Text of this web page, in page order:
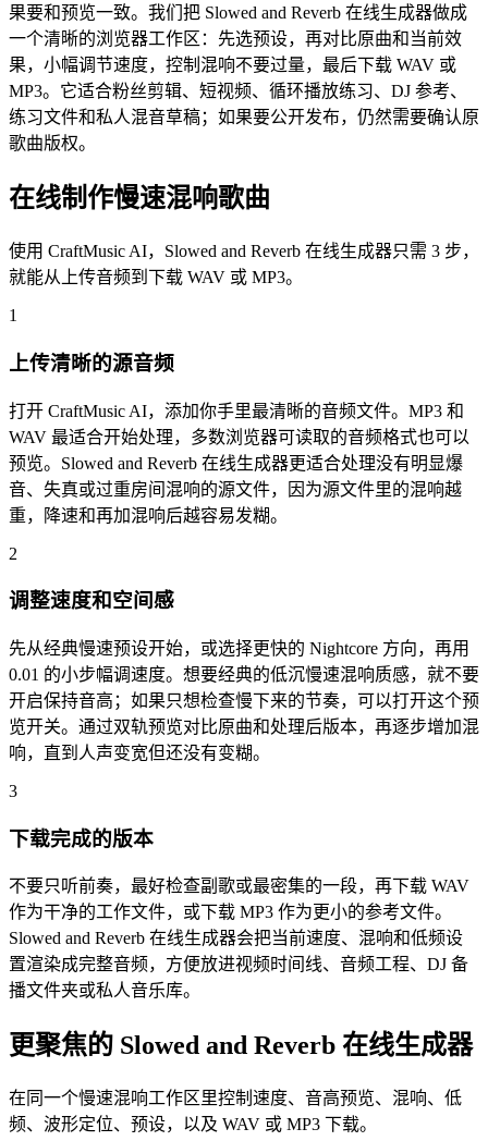
果要和预览一致。我们把 Slowed and Reverb 在线生成器做成
一个清晰的浏览器工作区：先选预设，再对比原曲和当前效
果，小幅调节速度，控制混响不要过量，最后下载 WAV 或
MP3。它适合粉丝剪辑、短视频、循环播放练习、DJ 参考、
练习文件和私人混音草稿；如果要公开发布，仍然需要确认原
歌曲版权。
在线制作慢速混响歌曲
使用 CraftMusic AI，Slowed and Reverb 在线生成器只需 3 步，
就能从上传音频到下载 WAV 或 MP3。
1
上传清晰的源音频
打开 CraftMusic AI，添加你手里最清晰的音频文件。MP3 和
WAV 最适合开始处理，多数浏览器可读取的音频格式也可以
预览。Slowed and Reverb 在线生成器更适合处理没有明显爆
音、失真或过重房间混响的源文件，因为源文件里的混响越
重，降速和再加混响后越容易发糊。
2
调整速度和空间感
先从经典慢速预设开始，或选择更快的 Nightcore 方向，再用
0.01 的小步幅调速度。想要经典的低沉慢速混响质感，就不要
开启保持音高；如果只想检查慢下来的节奏，可以打开这个预
览开关。通过双轨预览对比原曲和处理后版本，再逐步增加混
响，直到人声变宽但还没有变糊。
3
下载完成的版本
不要只听前奏，最好检查副歌或最密集的一段，再下载 WAV
作为干净的工作文件，或下载 MP3 作为更小的参考文件。
Slowed and Reverb 在线生成器会把当前速度、混响和低频设
置渲染成完整音频，方便放进视频时间线、音频工程、DJ 备
播文件夹或私人音乐库。
更聚焦的 Slowed and Reverb 在线生成器
在同一个慢速混响工作区里控制速度、音高预览、混响、低
频、波形定位、预设，以及 WAV 或 MP3 下载。